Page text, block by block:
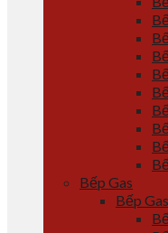
Bếp Gas
Bếp